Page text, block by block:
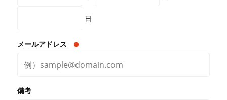
日
メールアドレス
備考